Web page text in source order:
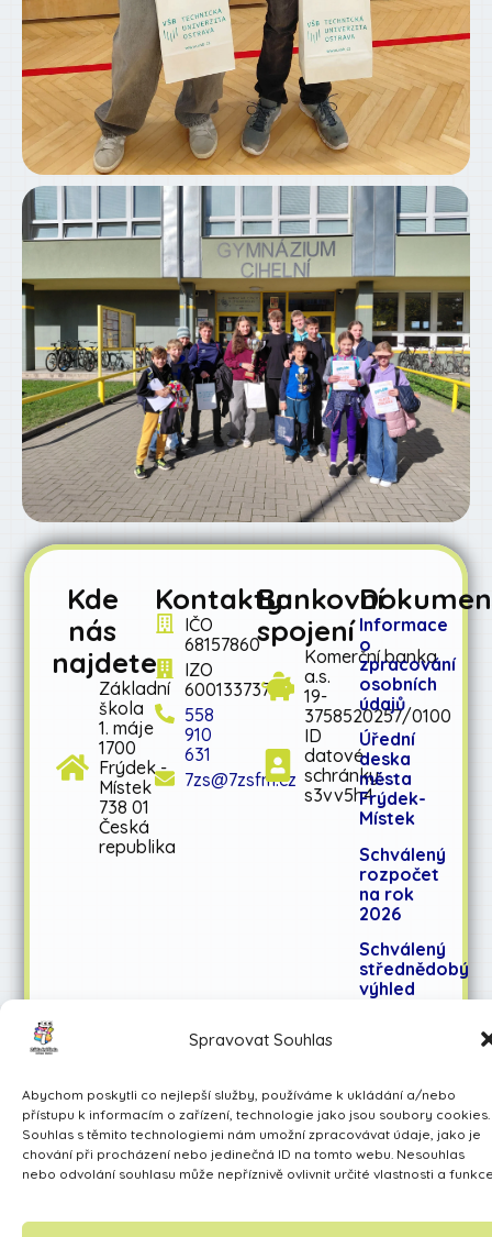
Spravovat Souhlas
Abychom poskytli co nejlepší služby, používáme k ukládání a/nebo
přístupu k informacím o zařízení, technologie jako jsou soubory cookies.
Souhlas s těmito technologiemi nám umožní zpracovávat údaje, jako je
chování při procházení nebo jedinečná ID na tomto webu. Nesouhlas
nebo odvolání souhlasu může nepříznivě ovlivnit určité vlastnosti a
Kde
nás
najdete
Základní
škola
1. máje
1700
Frýdek -
Místek
738 01
Česká
republika
Kontakty
IČO
68157860
IZO
600133737
558
910
631
7zs@7zsfm.cz
Bankovní
spojení
Komerční banka
a.s.
19-
3758520257/0100
ID
datové
schránky:
s3vv5h4
Informace
o
zpracování
osobních
údajů
Úřední
deska
města
Frýdek-
Místek
Schválený
rozpočet
na rok
2026
Schválený
střednědobý
výhled
Učíme se pro život
Made by Avarita